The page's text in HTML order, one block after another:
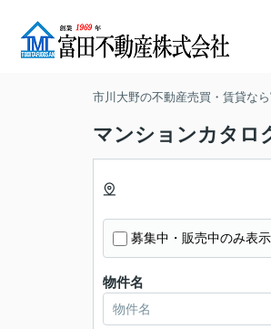
市川大野の不動産売買・賃貸な
マンションカタロ
募集中・販売中のみ表示
物件名